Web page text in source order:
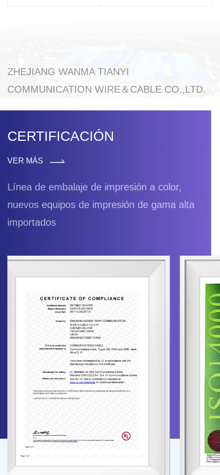
ZHEJIANG WANMA TIANYI
COMMUNICATION WIRE＆CABLE CO.,LTD.
CERTIFICACIÓN
VER MÁS
Línea de embalaje de impresión a color,
nuevos equipos de impresión de gama alta
importados